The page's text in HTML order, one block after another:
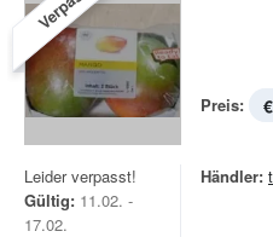
Preis:
Leider verpasst!
Gültig: 11.02. -
17.02.
Händler: